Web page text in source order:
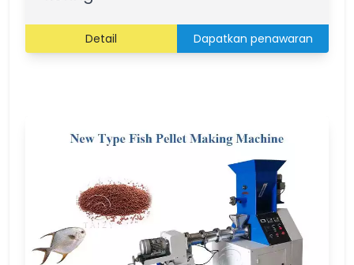
Detail Dapatkan penawaran